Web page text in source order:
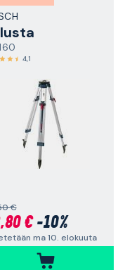
4,1
€
€-10%
ma 10. elokuuta